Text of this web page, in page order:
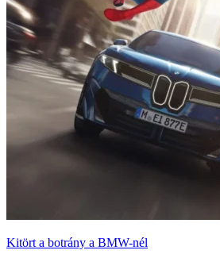
Kitört a botrány a BMW-nél